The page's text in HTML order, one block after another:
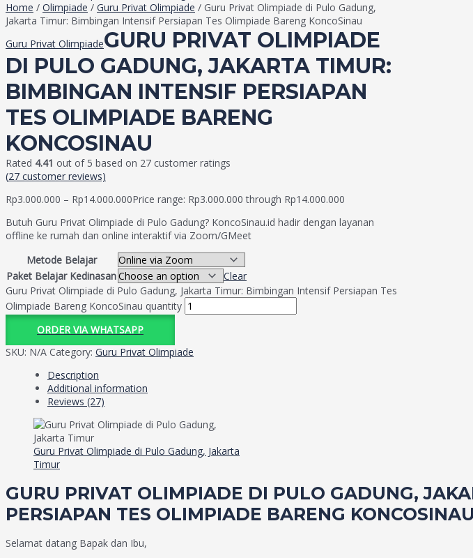
Home / Olimpiade / Guru Privat Olimpiade / Guru Privat Olimpiade di Pulo Gadung,
Jakarta Timur: Bimbingan Intensif Persiapan Tes Olimpiade Bareng KoncoSinau
Guru Privat OlimpiadeGURU PRIVAT OLIMPIADE
DI PULO GADUNG, JAKARTA TIMUR:
BIMBINGAN INTENSIF PERSIAPAN
TES OLIMPIADE BARENG
KONCOSINAU
Rated 4.41 out of 5 based on 27 customer ratings
(27 customer reviews)
Rp3.000.000 – Rp14.000.000Price range: Rp3.000.000 through Rp14.000.000
Butuh Guru Privat Olimpiade di Pulo Gadung? KoncoSinau.id hadir dengan layanan
offline ke rumah dan online interaktif via Zoom/GMeet
Metode Belajar
Paket Belajar Kedinasan
Clear
Guru Privat Olimpiade di Pulo Gadung, Jakarta Timur: Bimbingan Intensif Persiapan Tes
Olimpiade Bareng KoncoSinau quantity
ORDER VIA WHATSAPP
SKU: N/A Category: Guru Privat Olimpiade
Description
Additional information
Reviews (27)
Guru Privat Olimpiade di Pulo Gadung, Jakarta
Timur
GURU PRIVAT OLIMPIADE DI PULO GADUNG,
PERSIAPAN TES OLIMPIADE BARENG KONCOSINAU
Selamat datang Bapak dan Ibu,